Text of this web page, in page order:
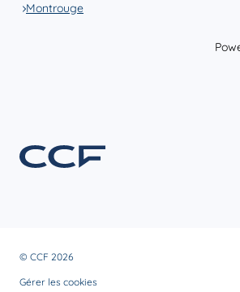
Montrouge
© CCF 2026
Gérer les cookies